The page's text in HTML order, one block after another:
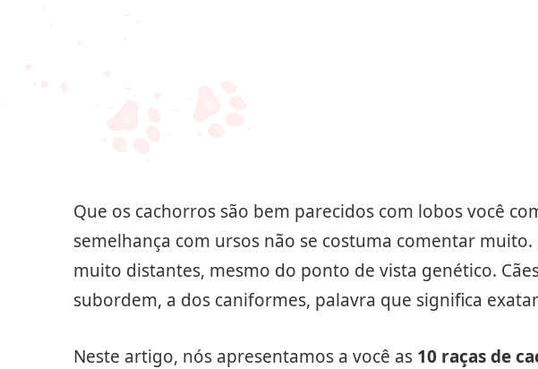
Que os cachorros são bem parecidos com lobos você
semelhança com ursos não se costuma comentar
muito distantes, mesmo do ponto de vista genético.
subordem, a dos caniformes, palavra que significa
Neste artigo, nós apresentamos a você as 10 raças de